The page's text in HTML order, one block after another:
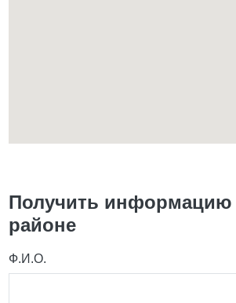
Получить информацию
районе
Ф.И.О.